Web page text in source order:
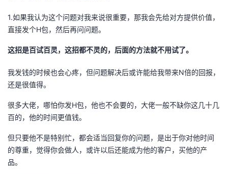
1.如果我认为这个问题对我来说很重要，那我会先给对方提供价值，
直接发个H包，然后再问问题。
这招是百试百灵，这招都不灵的，后面的方法就不用试了。
我发钱的时候也会心疼，但问题解决后或许能给我带来N倍的回报，
还是很值得。
很多大佬，哪怕你发H包，他也不会要的，大佬一般不缺你这几十几
百的，他的时间更值钱。
但只要他不是特别忙，都会适当回复你的问题，是出于你对他时间
的尊重，觉得你会做人，或许以后还能成为他的客户，买他的产
品。